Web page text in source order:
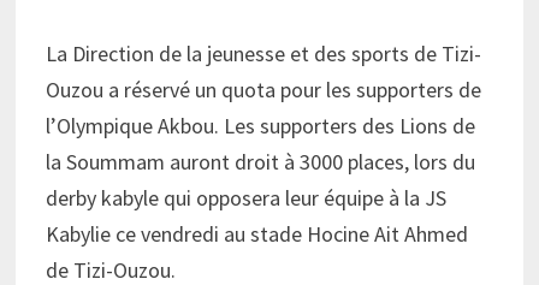
La Direction de la jeunesse et des sports de Tizi-
Ouzou a réservé un quota pour les supporters de
l’Olympique Akbou. Les supporters des Lions de
la Soummam auront droit à 3000 places, lors du
derby kabyle qui opposera leur équipe à la JS
Kabylie ce vendredi au stade Hocine Ait Ahmed
de Tizi-Ouzou.